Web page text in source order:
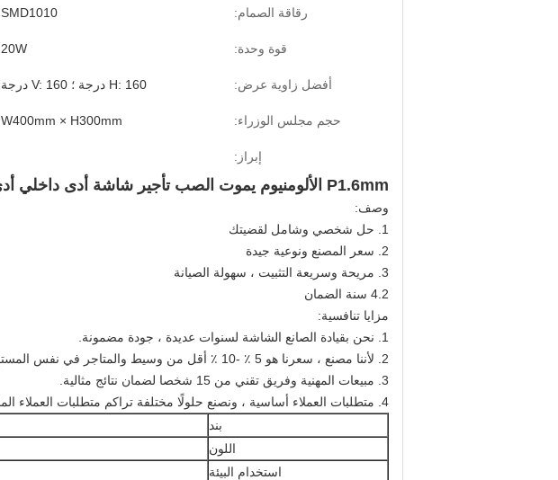
رقاقة الصمام: SMD1010
قوة وحدة: 20W
أفضل زاوية عرض: H: 160 درجة ؛ V: 160 درجة
حجم مجلس الوزراء: W400mm × H300mm
إبراز:
P1.6mm الألومنيوم يموت الصب تأجير شاشة أدى داخلي أدى الجدار بالألوان الكاملة عرض الصمام
وصف:
1. حل شخصي وشامل لقضيتك
2. سعر المصنع ونوعية جيدة
3. مريحة وسريعة التثبيت ، سهولة الصيانة
4.2 سنة الضمان
مزايا تنافسية:
1. نحن بقيادة الصانع الشاشة لسنوات عديدة ، جودة مضمونة.
2. لأننا مصنع ، سعرنا هو 5 ٪ -10 ٪ أقل من وسيط والمتاجر في نفس المستوى.
3. مبيعات المهنية وفريق تقني من 15 شخصا لضمان نتائج مثالية.
4. متطلبات العملاء أساسية ، ونصنع حلولًا مختلفة تراكم متطلبات العملاء المختلفة.
بند
اللون
استخدام البيئة